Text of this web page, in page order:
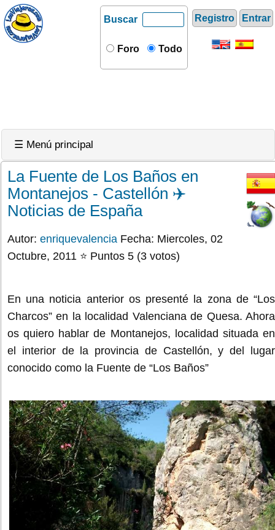
Registro Entrar
Buscar
Foro Todo
☰ Menú principal
La Fuente de Los Baños en
Montanejos - Castellón ✈️
Noticias de España
Autor: enriquevalencia Fecha: Miercoles, 02
Octubre, 2011 ⭐ Puntos 5 (3 votos)
En una noticia anterior os presenté la zona de “Los
Charcos” en la localidad Valenciana de Quesa. Ahora
os quiero hablar de Montanejos, localidad situada en
el interior de la provincia de Castellón, y del lugar
conocido como la Fuente de “Los Baños”